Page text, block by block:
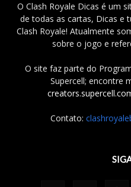
O Clash Royale Dicas é um
de todas as cartas, Dicas e
Clash Royale! Atualmente
sobre o jogo e
O site faz parte do
Supercell; encontre
Contato: